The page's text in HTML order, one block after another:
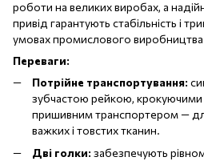
роботи на великих виробах, а
привід гарантують стабільність і
умовах промислового
Переваги:
Потрійне транспортування:
зубчастою рейкою, крокуючими
пришивним транспортером —
важких і товстих тканин.
Дві голки: забезпечують